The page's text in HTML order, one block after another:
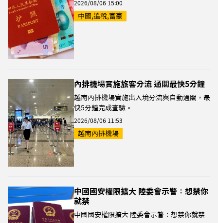
2026/08/06 15:00
中國,追稅,富豪
內排機場實施旅客分流 通關最快5分鐘
越南內排機場實施出入境分流與自動通關，最
快5分鐘完成查驗。
2026/08/06 11:53
越南內排機場
中國國安權限擴大 陸委會示警：想禁你
就禁
中國國安權限擴大 陸委會示警：想禁你就禁